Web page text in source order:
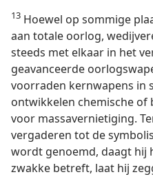
13 Hoewel op sommige
aan totale oorlog,
steeds met elkaar in het
geavanceerde
voorraden kernwapens in
ontwikkelen chemische of
voor massavernietiging.
vergaderen tot de
wordt genoemd, daagt hij
zwakke betreft, laat hij